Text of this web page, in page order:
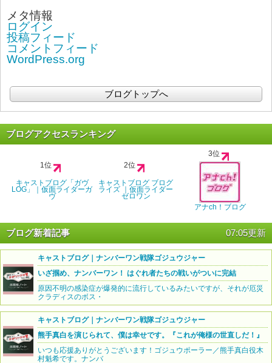
メタ情報
ログイン
投稿フィード
コメントフィード
WordPress.org
ブログトップへ
ブログアクセスランキング
1位
キャストブログ「ガヴ
LOG」｜仮面ライダーガ
ヴ
2位
キャストブログ ブログ
ライズ ｜仮面ライダー
ゼロワン
3位
アナch！ブログ
ブログ新着記事 07:05更新
キャストブログ｜ナンバーワン戦隊ゴジュウジャー
いざ掴め、ナンバーワン！ はぐれ者たちの戦いがついに完結
原因不明の感染症が爆発的に流行しているみたいですが、それが厄災
クラディスのボス・
キャストブログ｜ナンバーワン戦隊ゴジュウジャー
熊手真白を演じられて、僕は幸せです。『これが俺様の世直しだ！』
いつも応援ありがとうございます！ゴジュウポーラー／熊手真白役木
村魁希です。ナンバ